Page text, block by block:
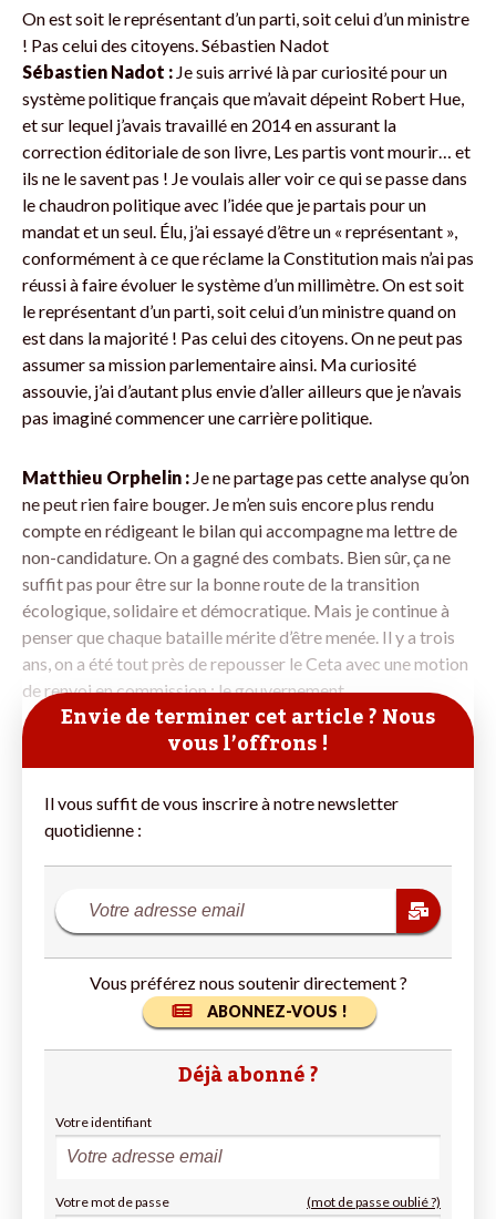
On est soit le représentant d’un parti, soit celui d’un ministre
! Pas celui des citoyens. Sébastien Nadot
Sébastien Nadot : Je suis arrivé là par curiosité pour un
système politique français que m’avait dépeint Robert Hue,
et sur lequel j’avais travaillé en 2014 en assurant la
correction éditoriale de son livre, Les partis vont mourir… et
ils ne le savent pas ! Je voulais aller voir ce qui se passe dans
le chaudron politique avec l’idée que je partais pour un
mandat et un seul. Élu, j’ai essayé d’être un « représentant »,
conformément à ce que réclame la Constitution mais n’ai pas
réussi à faire évoluer le système d’un millimètre. On est soit
le représentant d’un parti, soit celui d’un ministre quand on
est dans la majorité ! Pas celui des citoyens. On ne peut pas
assumer sa mission parlementaire ainsi. Ma curiosité
assouvie, j’ai d’autant plus envie d’aller ailleurs que je n’avais
pas imaginé commencer une carrière politique.
Matthieu Orphelin : Je ne partage pas cette analyse qu’on
ne peut rien faire bouger. Je m’en suis encore plus rendu
compte en rédigeant le bilan qui accompagne ma lettre de
non-candidature. On a gagné des combats. Bien sûr, ça ne
suffit pas pour être sur la bonne route de la transition
écologique, solidaire et démocratique. Mais je continue à
penser que chaque bataille mérite d’être menée. Il y a trois
ans, on a été tout près de repousser le Ceta avec une motion
de renvoi en commission : le gouvernement
Envie de terminer cet article ? Nous
vous l’offrons !
Il vous suffit de vous inscrire à notre newsletter
quotidienne :
Vous préférez nous soutenir directement ?
ABONNEZ-VOUS !
Déjà abonné ?
Votre identifiant
Votre mot de passe (mot de passe oublié ?)